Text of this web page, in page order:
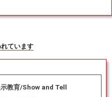
ています
教育/Show and Tell